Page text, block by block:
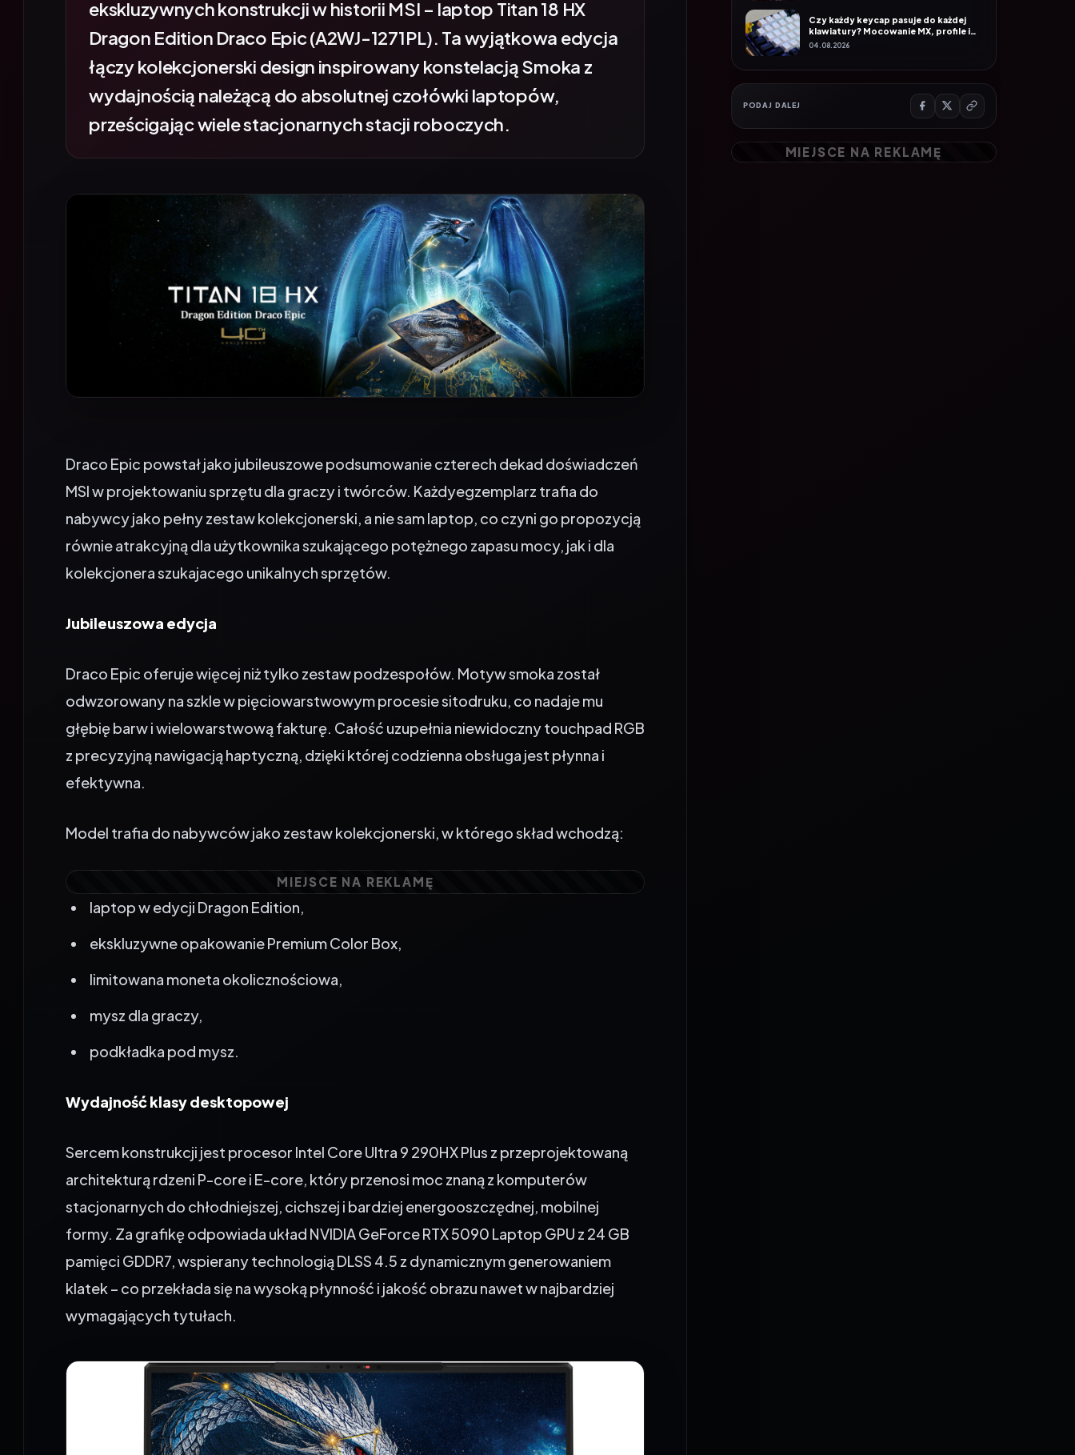
Dragon Edition Draco Epic (A2WJ-1271PL). Ta wyjątkowa edycja
łączy kolekcjonerski design inspirowany konstelacją Smoka z
wydajnością należącą do absolutnej czołówki laptopów,
prześcigając wiele stacjonarnych stacji roboczych.
MSI w projektowaniu sprzętu dla graczy i twórców. Każdyegzemplarz trafia do
nabywcy jako pełny zestaw kolekcjonerski, a nie sam laptop, co czyni go propozycją
równie atrakcyjną dla użytkownika szukającego potężnego zapasu mocy, jak i dla
kolekcjonera szukajacego unikalnych sprzętów.
odwzorowany na szkle w pięciowarstwowym procesie sitodruku, co nadaje mu
głębię barw i wielowarstwową fakturę. Całość uzupełnia niewidoczny touchpad RGB
z precyzyjną nawigacją haptyczną, dzięki której codzienna obsługa jest płynna i
efektywna.
ekskluzywne opakowanie Premium Color Box,
limitowana moneta okolicznościowa,
mysz dla graczy,
podkładka pod mysz.
Wydajność klasy desktopowej
Sercem konstrukcji jest procesor Intel Core Ultra 9 290HX Plus z przeprojektowaną
stacjonarnych do chłodniejszej, cichszej i bardziej energooszczędnej, mobilnej
formy. Za grafikę odpowiada układ NVIDIA GeForce RTX 5090 Laptop GPU z 24 GB
pamięci GDDR7, wspierany technologią DLSS 4.5 z dynamicznym generowaniem
klatek – co przekłada się na wysoką płynność i jakość obrazu nawet w najbardziej
wymagających tytułach.
rozmiary
04.08.2026
PODAJ DALEJ